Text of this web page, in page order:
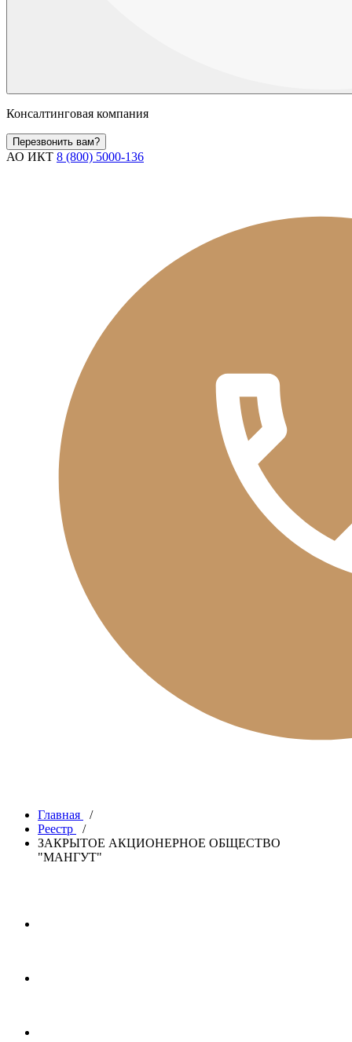
Консалтинговая компания
Перезвонить вам?
АО ИКТ 8 (800) 5000-136
Главная
/
Реестр
/
ЗАКРЫТОЕ АКЦИОНЕРНОЕ ОБЩЕСТВО
"МАНГУТ"